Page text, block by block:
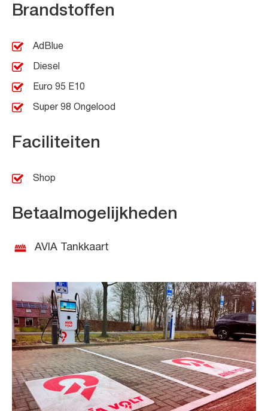
Brandstoffen
AdBlue
Diesel
Euro 95 E10
Super 98 Ongelood
Faciliteiten
Shop
Betaalmogelijkheden
AVIA Tankkaart